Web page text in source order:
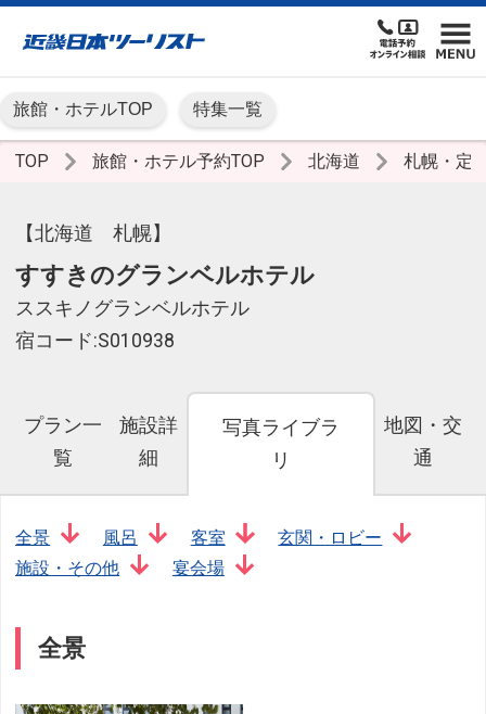
旅館・ホテルTOP 特集一覧
TOP 旅館・ホテル予約TOP 北海道 札幌・定
【北海道 札幌】
すすきのグランベルホテル
ススキノグランベルホテル
宿コード:S010938
プラン一
覧
施設詳
細
写真ライブラ
リ
地図・交
通
全景 風呂 客室
玄関・ロビー
施設・その他
宴会場
全景